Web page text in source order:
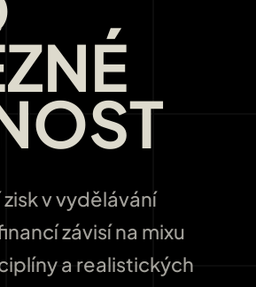
v vydělávání
závisí na mixu
a realistických